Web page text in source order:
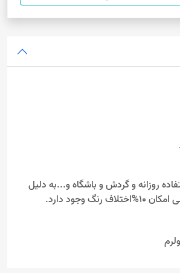
روزانه و گردش و باشگاه و...به دلیل
رنگ وجود دارد.